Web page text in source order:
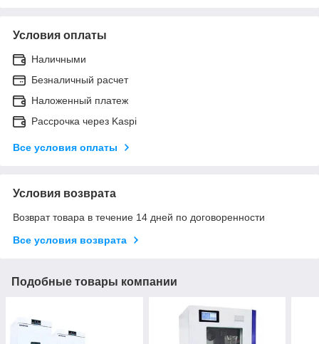
Условия оплаты
Наличными
Безналичный расчет
Наложенный платеж
Рассрочка через Kaspi
Все условия оплаты
Условия возврата
Возврат товара в течение 14 дней по договоренности
Все условия возврата
Подобные товары компании